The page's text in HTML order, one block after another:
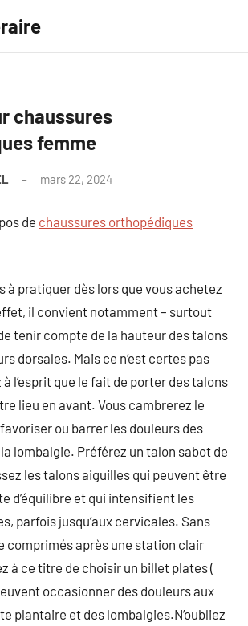
chaussures
femme
mars 22, 2024
de chaussures orthopédiques
à pratiquer dès lors que vous achetez
il convient notamment – surtout
tenir compte de la hauteur des talons
dorsales. Mais ce n’est certes pas
l’esprit que le fait de porter des talons
lieu en avant. Vous cambrerez le
ou barrer les douleurs des
lombalgie. Préférez un talon sabot de
les talons aiguilles qui peuvent être
d’équilibre et qui intensifient les
parfois jusqu’aux cervicales. Sans
comprimés après une station clair
à ce titre de choisir un billet plates (
occasionner des douleurs aux
plantaire et des lombalgies.N’oubliez